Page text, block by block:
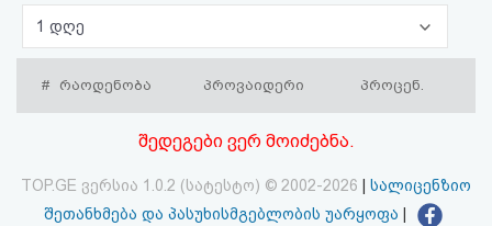
პაროლის
აღდგენა
კოდი
1 დღე
# რაოდენობა პროვაიდერი პროცენ.
შედეგები ვერ მოიძებნა.
TOP.GE ვერსია 1.0.2 (სატესტო) © 2002-2026
სალიცენზიო
შეთანხმება და პასუხისმგებლობის უარყოფა